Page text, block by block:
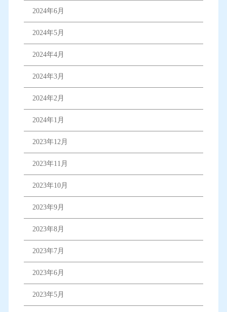
2024年6月
2024年5月
2024年4月
2024年3月
2024年2月
2024年1月
2023年12月
2023年11月
2023年10月
2023年9月
2023年8月
2023年7月
2023年6月
2023年5月